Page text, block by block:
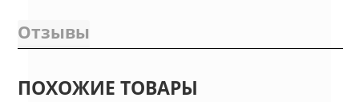
Отзывы
ПОХОЖИЕ ТОВАРЫ